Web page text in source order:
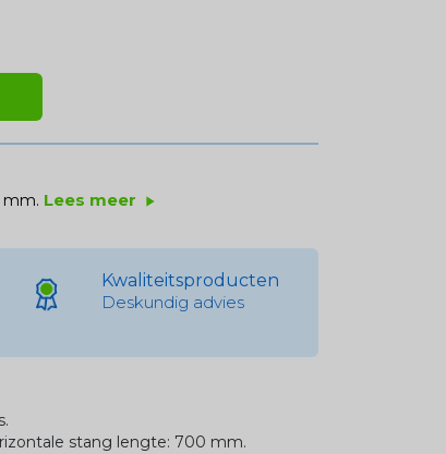
mm. Lees meer play_arrow
Kwaliteitsproducten
Deskundig advies
stang lengte: 700 mm.